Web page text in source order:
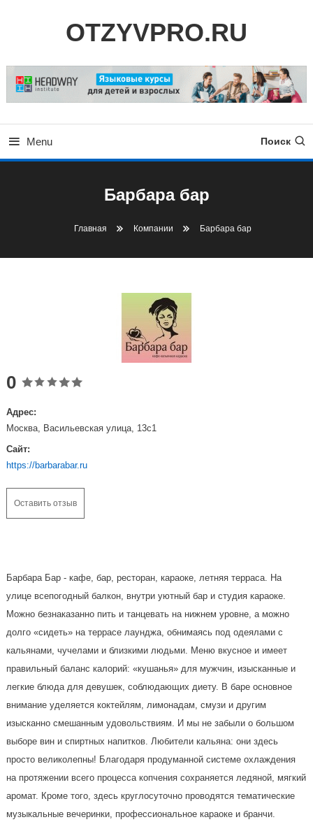
OTZYVPRO.RU
Menu Поиск
Барбара бар
Главная Компании Барбара бар
0
Адрес:
Москва, Васильевская улица, 13с1
Сайт:
https://barbarabar.ru
Оставить отзыв
Барбара Бар - кафе, бар, ресторан, караоке, летняя терраса. На
улице всепогодный балкон, внутри уютный бар и студия караоке.
Можно безнаказанно пить и танцевать на нижнем уровне, а можно
долго «сидеть» на террасе лаунджа, обнимаясь под одеялами с
кальянами, чучелами и близкими людьми. Меню вкусное и имеет
правильный баланс калорий: «кушанья» для мужчин, изысканные и
легкие блюда для девушек, соблюдающих диету. В баре основное
внимание уделяется коктейлям, лимонадам, смузи и другим
изысканно смешанным удовольствиям. И мы не забыли о большом
выборе вин и спиртных напитков. Любители кальяна: они здесь
просто великолепны! Благодаря продуманной системе охлаждения
на протяжении всего процесса копчения сохраняется ледяной, мягкий
аромат. Кроме того, здесь круглосуточно проводятся тематические
музыкальные вечеринки, профессиональное караоке и бранчи.